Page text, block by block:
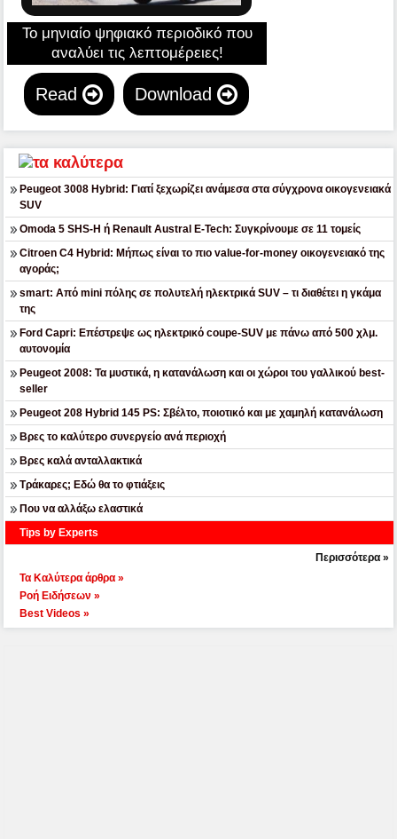
Το μηνιαίο ψηφιακό περιοδικό που
αναλύει τις λεπτομέρειες!
Read Download
Peugeot 3008 Hybrid: Γιατί ξεχωρίζει ανάμεσα στα σύγχρονα οικογενειακά
SUV
Omoda 5 SHS-H ή Renault Austral E-Tech: Συγκρίνουμε σε 11 τομείς
Citroen C4 Hybrid: Μήπως είναι το πιο value-for-money οικογενειακό της
αγοράς;
smart: Από mini πόλης σε πολυτελή ηλεκτρικά SUV – τι διαθέτει η γκάμα
της
Ford Capri: Επέστρεψε ως ηλεκτρικό coupe-SUV με πάνω από 500 χλμ.
αυτονομία
Peugeot 2008: Τα μυστικά, η κατανάλωση και οι χώροι του γαλλικού best-
seller
Peugeot 208 Hybrid 145 PS: Σβέλτο, ποιοτικό και με χαμηλή κατανάλωση
Βρες το καλύτερο συνεργείο ανά περιοχή
Βρες καλά ανταλλακτικά
Τράκαρες; Εδώ θα το φτιάξεις
Που να αλλάξω ελαστικά
Tips by Experts
Περισσότερα »
Τα Καλύτερα άρθρα »
Ροή Ειδήσεων »
Best Videos »